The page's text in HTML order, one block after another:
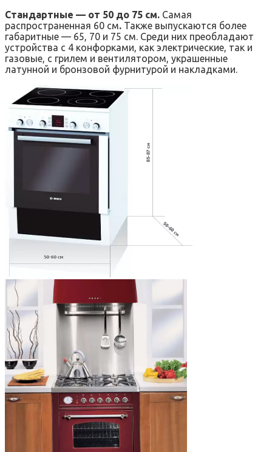
Стандартные — от 50 до 75 см. Самая
распространенная 60 см. Также выпускаются более
габаритные — 65, 70 и 75 см. Среди них преобладают
устройства с 4 конфорками, как электрические, так и
газовые, с грилем и вентилятором, украшенные
латунной и бронзовой фурнитурой и накладками.